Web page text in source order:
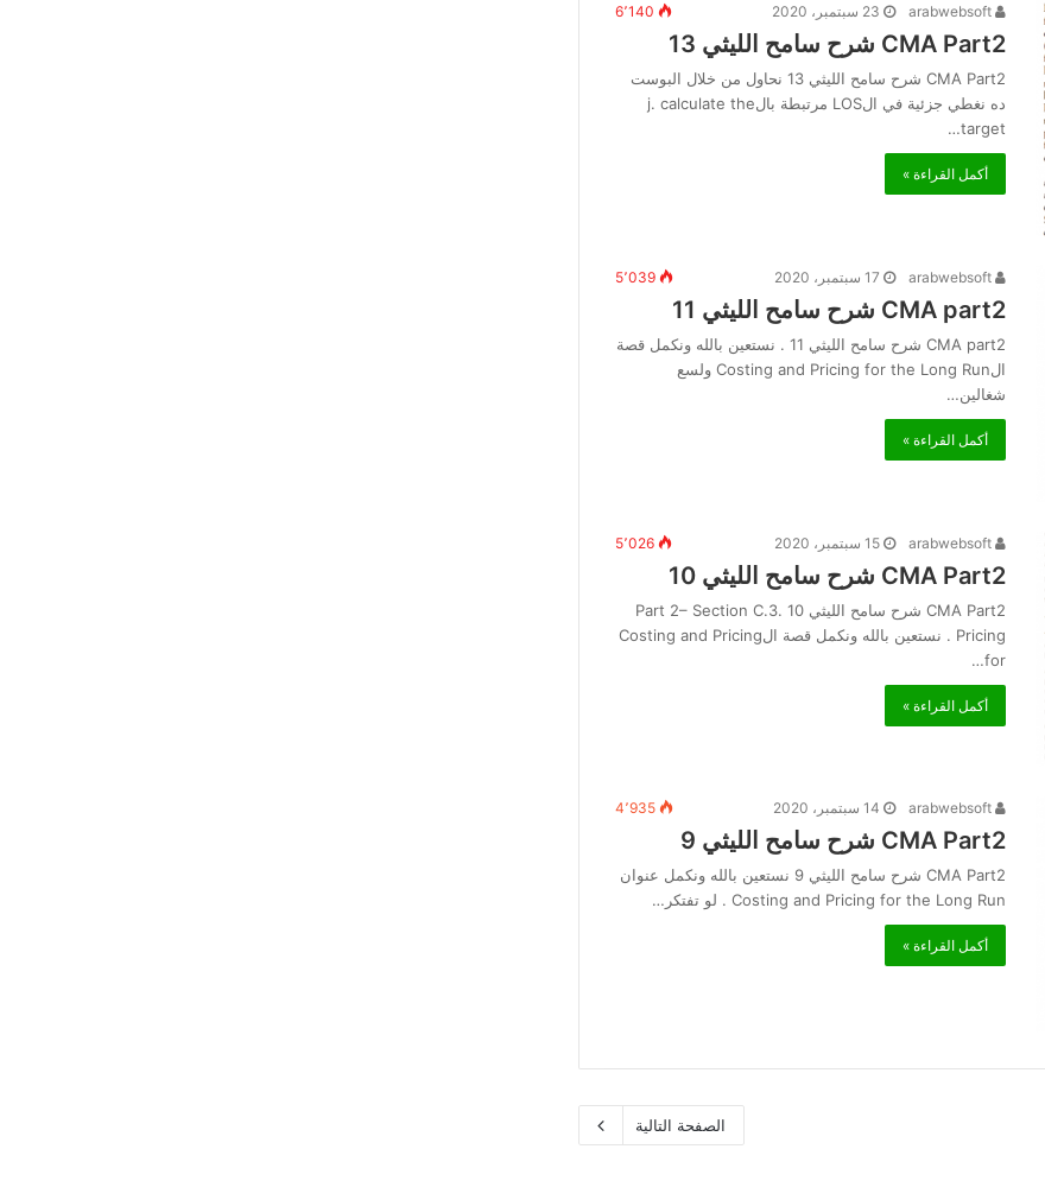
23 سبتمبر، 2020 6٬140
CMA Part2 شرح سامح الليثي 13
CMA Part2 شرح سامح الليثي 13 نحاول من خلال البوست
ده نغطي جزئية في الLOS مرتبطة بالj. calculate the
target…
أكمل القراءة »
17 سبتمبر، 2020 5٬039
CMA part2 شرح سامح الليثي 11
CMA part2 شرح سامح الليثي 11 . نستعين بالله ونكمل قصة
الCosting and Pricing for the Long Run ولسع
شغالين…
أكمل القراءة »
15 سبتمبر، 2020 5٬026
CMA Part2 شرح سامح الليثي 10
CMA Part2 شرح سامح الليثي 10 Part 2– Section C.3.
Pricing . نستعين بالله ونكمل قصة الCosting and Pricing
for…
أكمل القراءة »
14 سبتمبر، 2020 4٬935
CMA Part2 شرح سامح الليثي 9
CMA Part2 شرح سامح الليثي 9 نستعين بالله ونكمل عنوان
Costing and Pricing for the Long Run . لو تفتكر…
أكمل القراءة »
الصفحة التالية